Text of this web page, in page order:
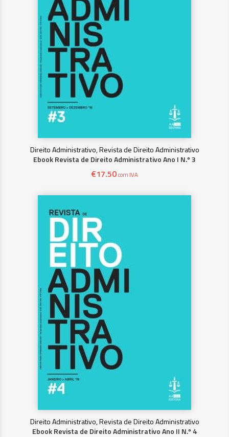
Direito Administrativo, Revista de Direito Administrativo
Ebook Revista de Direito Administrativo Ano I N.º 3
€17.50com IVA
Direito Administrativo, Revista de Direito Administrativo
Ebook Revista de Direito Administrativo Ano II N.º 4